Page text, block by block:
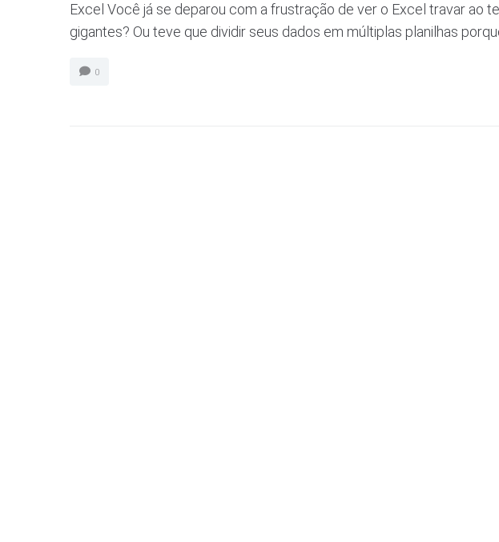
Excel Você já se deparou com a frustração de ver o Excel travar ao
gigantes? Ou teve que dividir seus dados em múltiplas planilhas
0